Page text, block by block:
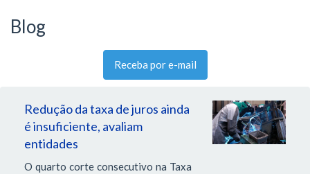
Blog
Receba por e-mail
Redução da taxa de juros ainda
é insuficiente, avaliam
entidades
O quarto corte consecutivo na Taxa